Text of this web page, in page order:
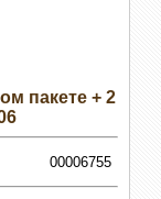
пакете + 2
00006755